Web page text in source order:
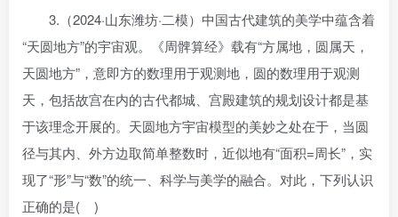
3.（2024·山东潍坊·二模）中国古代建筑的美学中蕴含着
“天圆地方”的宇宙观。《周髀算经》载有“方属地，圆属天，
天圆地方”，意即方的数理用于观测地，圆的数理用于观测
天，包括故宫在内的古代都城、宫殿建筑的规划设计都是基
于该理念开展的。天圆地方宇宙模型的美妙之处在于，当圆
径与其内、外方边取简单整数时，近似地有“面积=周长”，实
现了“形”与“数”的统一、科学与美学的融合。对此，下列认识
正确的是( )